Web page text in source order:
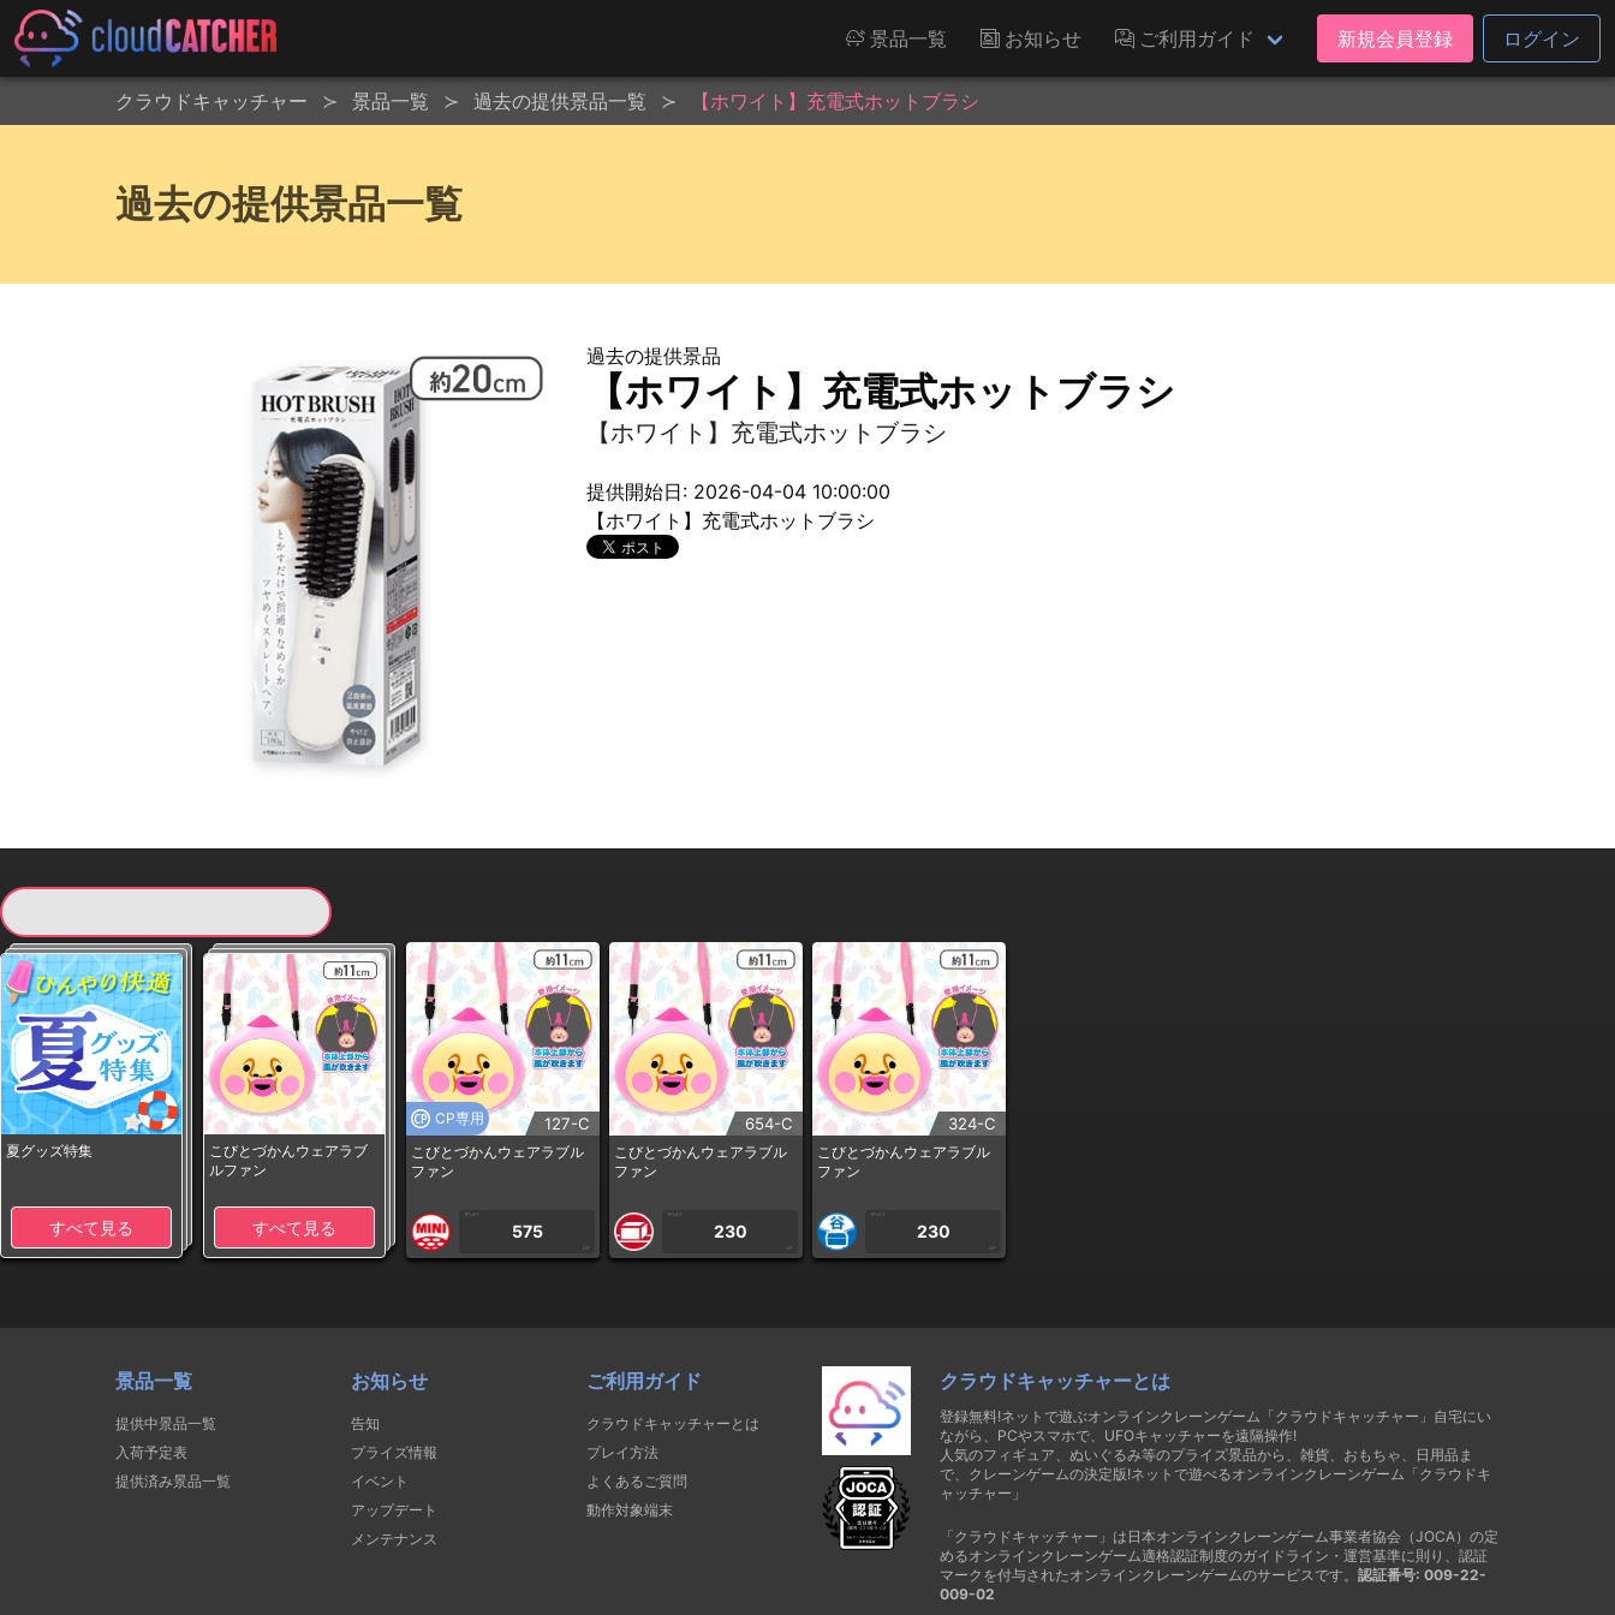
景品一覧 お知らせ ご利用ガイド 新規会員登録 ログイン
クラウドキャッチャー 景品一覧 過去の提供景品一覧 【ホワイト】充電式ホットブラシ
過去の提供景品一覧
過去の提供景品
【ホワイト】充電式ホットブラシ
【ホワイト】充電式ホットブラシ
提供開始日: 2026-04-04 10:00:00
【ホワイト】充電式ホットブラシ
夏グッズ特集
すべて見る
こびとづかんウェアラブ
ルファン
すべて見る
CP専用 127-C
こびとづかんウェアラブル
ファン
1PLAY
575
CP
654-C
こびとづかんウェアラブル
ファン
1PLAY
230
CP
324-C
こびとづかんウェアラブル
ファン
1PLAY
230
CP
景品一覧
提供中景品一覧
入荷予定表
提供済み景品一覧
お知らせ
告知
プライズ情報
イベント
アップデート
メンテナンス
ご利用ガイド
クラウドキャッチャーとは
プレイ方法
よくあるご質問
動作対象端末
クラウドキャッチャーとは
登録無料!ネットで遊ぶオンラインクレーンゲーム「クラウドキャッチャー」自宅にい
ながら、PCやスマホで、UFOキャッチャーを遠隔操作!
人気のフィギュア、ぬいぐるみ等のプライズ景品から、雑貨、おもちゃ、日用品ま
で、クレーンゲームの決定版!ネットで遊べるオンラインクレーンゲーム「クラウドキ
ャッチャー」
「クラウドキャッチャー」は日本オンラインクレーンゲーム事業者協会（JOCA）の定
めるオンラインクレーンゲーム適格認証制度のガイドライン・運営基準に則り、認証
マークを付与されたオンラインクレーンゲームのサービスです。 認証番号: 009-22-
009-02